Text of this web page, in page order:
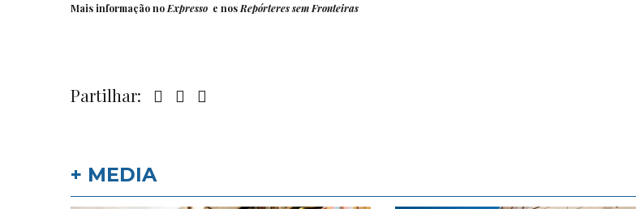
Mais informação noExpresso e nosRepórteres sem Fronteiras
Partilhar:
+ MEDIA